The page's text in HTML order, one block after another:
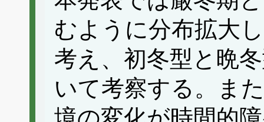
むように分布拡大
考え、初冬型と晩
いて考察する。ま